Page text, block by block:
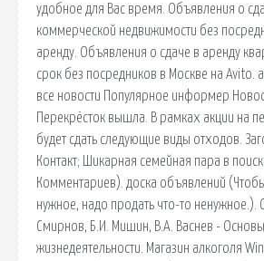
удобное для Вас время. Объявления о
коммерческой недвижимости без
аренду. Объявления о сдаче в аренду
срок без посредников в Москве на Avito.
все новости Популярное информер
Перекрёсток вышла. В рамках акции на
будет сдать следующие виды отходов.
Контакт; Шикарная семейная пара в
Комментариев). доска объявлений (Чтобы
нужное, надо продать что-то ненужное.).
Смирнов, Б.И. Мишин, В.А. Васнев -
жизнедеятельности. Магазин алкоголя